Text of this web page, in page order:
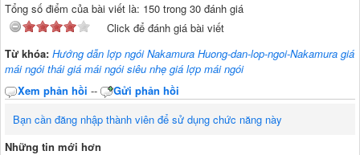
Tổng số điểm của bài viết là: 150 trong 30 đánh giá
Click để đánh giá bài viết
Từ khóa: Hướng dẫn lợp ngói Nakamura Huong-dan-lop-ngoi-Nakamura giá
mái ngói thái giá mái ngói siêu nhẹ giá lợp mái ngói
Xem phản hồi --
Gửi phản hồi
Bạn cần đăng nhập thành viên để sử dụng chức năng này
Những tin mới hơn